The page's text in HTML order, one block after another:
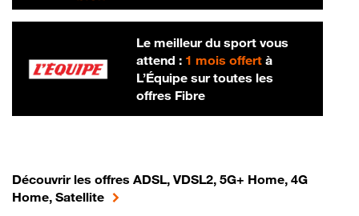
Le meilleur du sport vous
attend : 1 mois offertà
L’Équipe sur toutes les
offres Fibre
Découvrir les offres ADSL, VDSL2, 5G+ Home, 4G
Home, Satellite